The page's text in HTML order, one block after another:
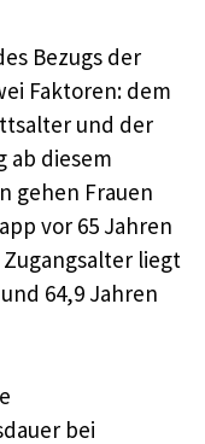
Bezugs der
Faktoren: dem
und der
ab diesem
gehen Frauen
vor 65 Jahren
liegt
64,9 Jahren
bei